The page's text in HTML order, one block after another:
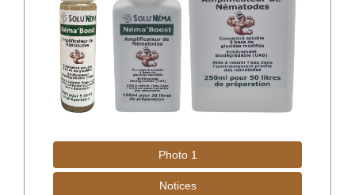
/pyrale-du-buis.com
Photo 1
Notices